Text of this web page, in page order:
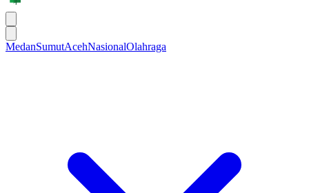
MedanSumutAcehNasionalOlahraga